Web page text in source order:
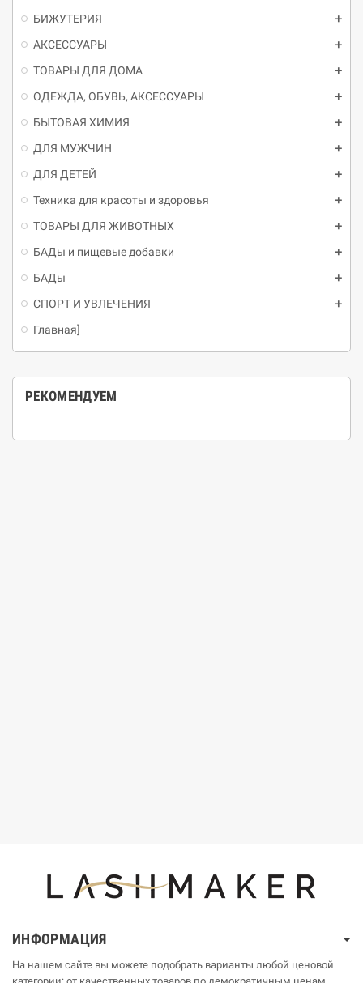
БИЖУТЕРИЯ
АКСЕССУАРЫ
ТОВАРЫ ДЛЯ ДОМА
ОДЕЖДА, ОБУВЬ, АКСЕССУАРЫ
БЫТОВАЯ ХИМИЯ
ДЛЯ МУЖЧИН
ДЛЯ ДЕТЕЙ
Техника для красоты и здоровья
ТОВАРЫ ДЛЯ ЖИВОТНЫХ
БАДы и пищевые добавки
БАДы
СПОРТ И УВЛЕЧЕНИЯ
Главная]
РЕКОМЕНДУЕМ
ИНФОРМАЦИЯ
На нашем сайте вы можете подобрать варианты любой ценовой